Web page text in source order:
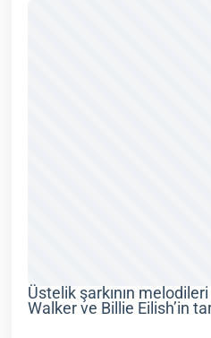
Üstelik şarkının
Walker ve Billie Eilish’in